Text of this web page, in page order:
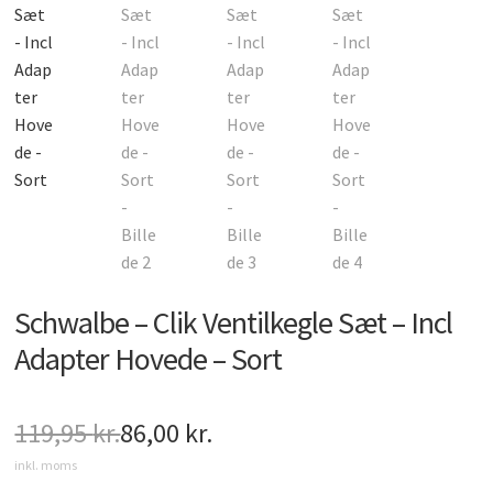
Schwalbe – Clik Ventilkegle Sæt – Incl
Adapter Hovede – Sort
119,95kr.
Den
86,00 kr.
Den
inkl. moms
Gearskifter
Cykel reservedele
Cykelskærme
Støtteben
Cykeltasker
Cykelbremser
Energi / Pleje